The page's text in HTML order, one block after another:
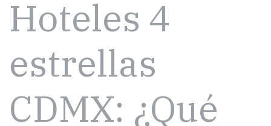
Hoteles 4
estrellas
CDMX: ¿Qué